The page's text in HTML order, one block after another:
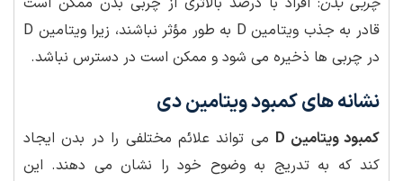
قادر به جذب ویتامین D به طور مؤثر نباشند، زیرا ویتامین D
در چربی ها ذخیره می شود و ممکن است در دسترس نباشد.
نشانه های کمبود ویتامین دی
کمبود ویتامین D
می تواند علائم مختلفی را در بدن ایجاد
کند که به تدریج به وضوح خود را نشان می دهند. این